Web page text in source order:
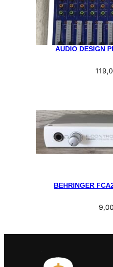
AUDIO DESIGN
BEHRINGER
9,00